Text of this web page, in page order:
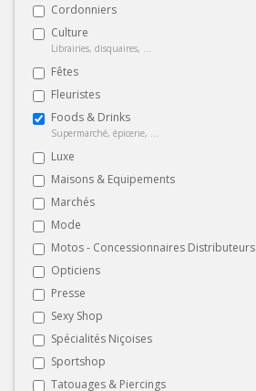
Cordonniers
Culture
Librairies, disquaires, ...
Fêtes
Fleuristes
Foods & Drinks
Supermarché, épicerie, ...
Luxe
Maisons & Equipements
Marchés
Mode
Motos - Concessionnaires Distributeurs
Opticiens
Presse
Sexy Shop
Spécialités Niçoises
Sportshop
Tatouages & Piercings